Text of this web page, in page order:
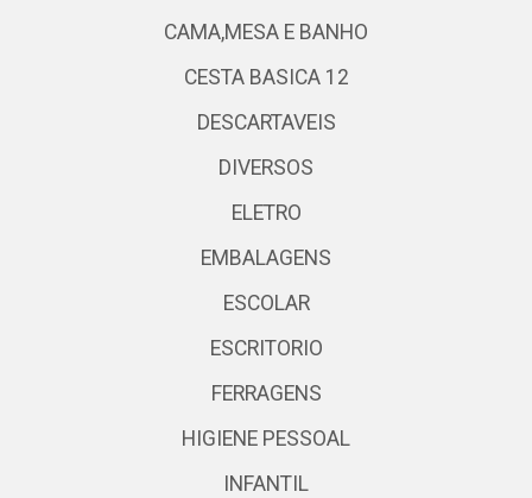
CAMA,MESA E BANHO
CESTA BASICA 12
DESCARTAVEIS
DIVERSOS
ELETRO
EMBALAGENS
ESCOLAR
ESCRITORIO
FERRAGENS
HIGIENE PESSOAL
INFANTIL